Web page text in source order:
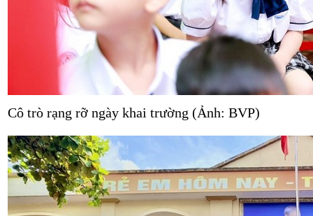
Cô trò rạng rỡ ngày khai trường (Ảnh: BVP)